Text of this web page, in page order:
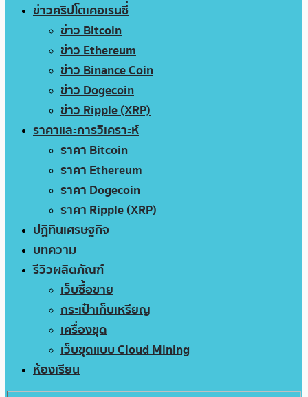
ข่าวคริปโตเคอเรนซี่
ข่าว Bitcoin
ข่าว Ethereum
ข่าว Binance Coin
ข่าว Dogecoin
ข่าว Ripple (XRP)
ราคาและการวิเคราะห์
ราคา Bitcoin
ราคา Ethereum
ราคา Dogecoin
ราคา Ripple (XRP)
ปฏิทินเศรษฐกิจ
บทความ
รีวิวผลิตภัณฑ์
เว็บซื้อขาย
กระเป๋าเก็บเหรียญ
เครื่องขุด
เว็บขุดแบบ Cloud Mining
ห้องเรียน